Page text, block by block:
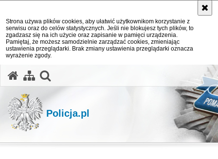
Strona używa plików cookies, aby ułatwić użytkownikom korzystanie z
serwisu oraz do celów statystycznych. Jeśli nie blokujesz tych plików, to
zgadzasz się na ich użycie oraz zapisanie w pamięci urządzenia.
Pamiętaj, że możesz samodzielnie zarządzać cookies, zmieniając
ustawienia przeglądarki. Brak zmiany ustawienia przeglądarki oznacza
wyrażenie zgody.
Policja.pl